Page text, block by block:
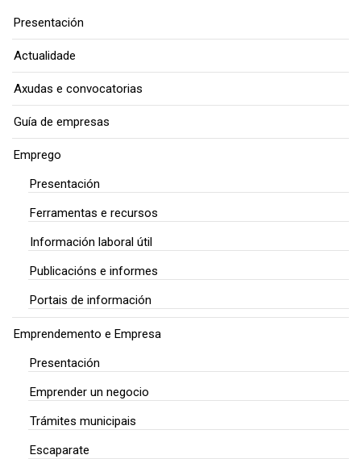
Presentación
Actualidade
Axudas e convocatorias
Guía de empresas
Emprego
Presentación
Ferramentas e recursos
Información laboral útil
Publicacións e informes
Portais de información
Emprendemento e Empresa
Presentación
Emprender un negocio
Trámites municipais
Escaparate